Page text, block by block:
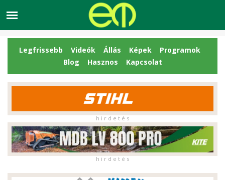
Legfrissebb Videók Állás Képek
Programok
Blog
Hasznos Kapcsolat
h i r d e t é s
h i r d e t é s